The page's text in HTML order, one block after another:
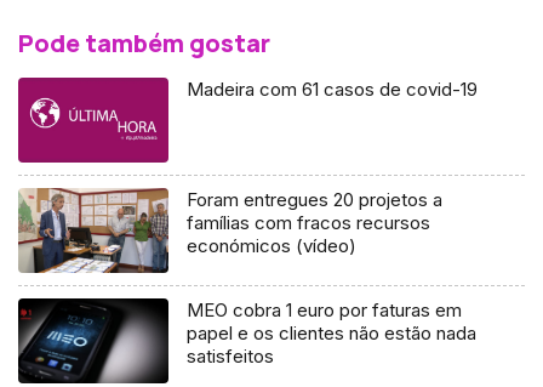
Pode também gostar
Madeira com 61 casos de covid-19
Foram entregues 20 projetos a
famílias com fracos recursos
económicos (vídeo)
MEO cobra 1 euro por faturas em
papel e os clientes não estão nada
satisfeitos